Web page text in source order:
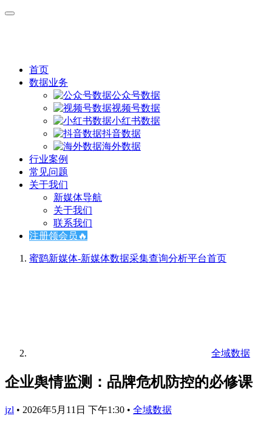
首页
数据业务
公众号数据
视频号数据
小红书数据
抖音数据
海外数据
行业案例
常见问题
关于我们
新媒体导航
关于我们
联系我们
注册领会员🔥
蜜鹞新媒体-新媒体数据采集查询分析平台首页
全域数据
企业舆情监测：品牌危机防控的必修课
jzl • 2026年5月11日 下午1:30 • 全域数据